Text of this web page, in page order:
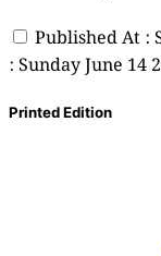
Published At :
: Sunday June 14
Printed Edition